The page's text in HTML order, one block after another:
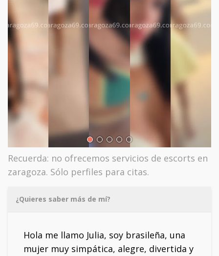
Recuerda: no ofrecemos servicios de escorts en
zaragoza. Sólo perfiles para citas.
¿Quieres saber más de mí?
Hola me llamo Julia, soy brasileña, una
mujer muy simpática, alegre, divertida y